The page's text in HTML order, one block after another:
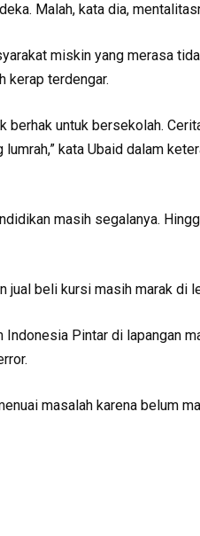
Malah, kata dia,
miskin yang merasa
kerap terdengar.
berhak untuk bersekolah.
kata Ubaid dalam
masih segalanya.
jual beli kursi masih marak di
Pintar di lapangan
masalah karena belum